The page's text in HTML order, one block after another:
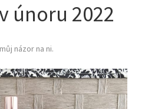
únoru 2022
názor na ni.